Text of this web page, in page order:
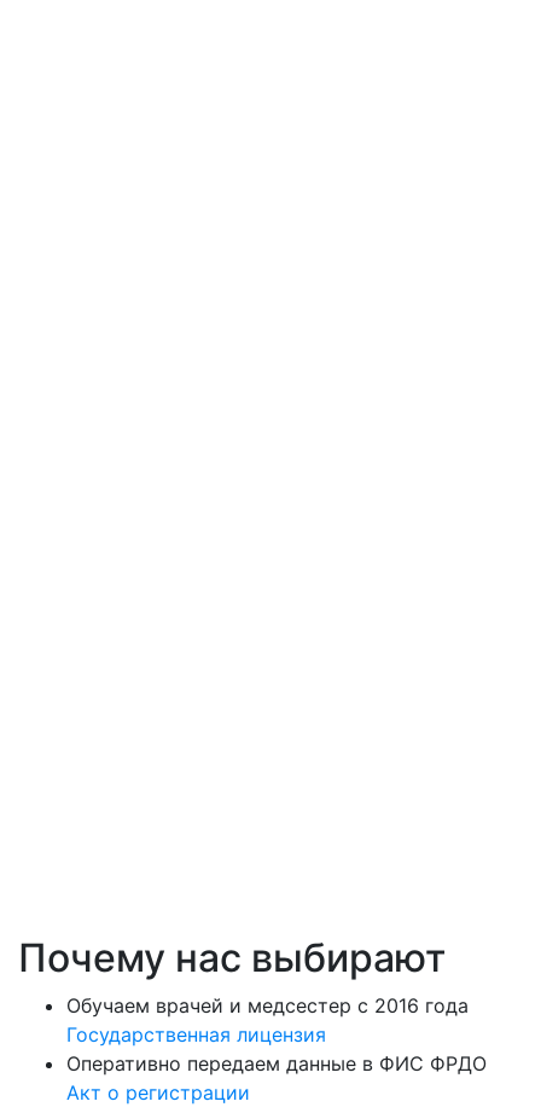
Почему нас выбирают
Обучаем врачей и медсестер с 2016 года
Государственная лицензия
Оперативно передаем данные в ФИС ФРДО
Акт о регистрации